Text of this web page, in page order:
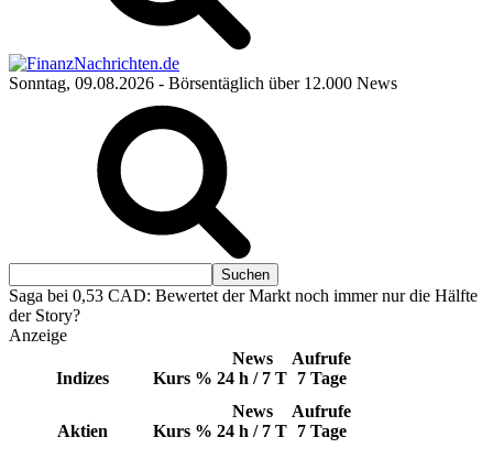
Sonntag, 09.08.2026 - Börsentäglich über 12.000 News
Saga bei 0,53 CAD: Bewertet der Markt noch immer nur die Hälfte
der Story?
Anzeige
Indizes Kurs %
News
24 h / 7 T
Aufrufe
7 Tage
Aktien Kurs %
News
24 h / 7 T
Aufrufe
7 Tage